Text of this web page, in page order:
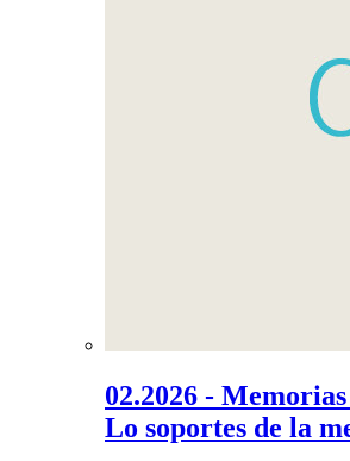
02.2026 -
Lo soportes de la